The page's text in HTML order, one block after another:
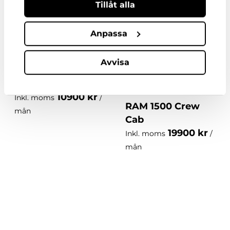
Tillåt alla
Anpassa
Avvisa
mån
Alla varianter
Inkl. moms10900 kr/
mån
Alla varianter
RAM 1500 Crew
Cab
Inkl. moms 19900 kr /
mån